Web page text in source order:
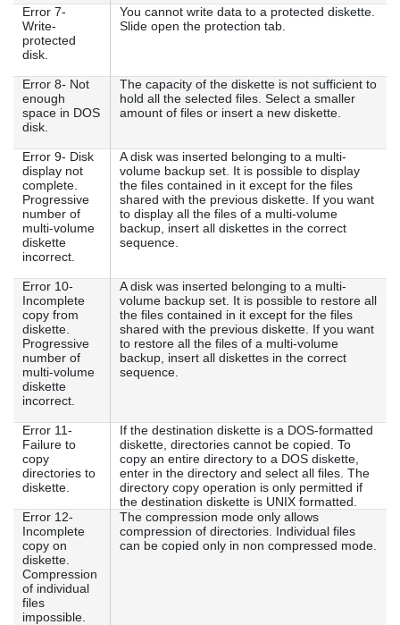
Error 7-
Write-
protected
disk.
You cannot write data to a protected diskette.
Slide open the protection tab.
Error 8- Not
enough
space in DOS
disk.
The capacity of the diskette is not sufficient to
hold all the selected files. Select a smaller
amount of files or insert a new diskette.
Error 9- Disk
display not
complete.
Progressive
number of
multi-volume
diskette
incorrect.
A disk was inserted belonging to a multi-
volume backup set. It is possible to display
the files contained in it except for the files
shared with the previous diskette. If you want
to display all the files of a multi-volume
backup, insert all diskettes in the correct
sequence.
Error 10-
Incomplete
copy from
diskette.
Progressive
number of
multi-volume
diskette
incorrect.
A disk was inserted belonging to a multi-
volume backup set. It is possible to restore all
the files contained in it except for the files
shared with the previous diskette. If you want
to restore all the files of a multi-volume
backup, insert all diskettes in the correct
sequence.
Error 11-
Failure to
copy
directories to
diskette.
If the destination diskette is a DOS-formatted
diskette, directories cannot be copied. To
copy an entire directory to a DOS diskette,
enter in the directory and select all files. The
directory copy operation is only permitted if
the destination diskette is UNIX formatted.
Error 12-
Incomplete
copy on
diskette.
Compression
of individual
files
impossible.
The compression mode only allows
compression of directories. Individual files
can be copied only in non compressed mode.